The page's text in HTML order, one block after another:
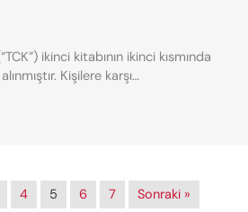
ikinci kitabının ikinci kısmında
Kişilere karşı…
4 5 6 7
Sonraki »